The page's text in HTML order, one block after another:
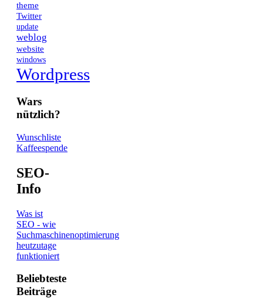
theme
Twitter
update
weblog
website
windows
Wordpress
Wars
nützlich?
Wunschliste
Kaffeespende
SEO-
Info
Was ist
SEO - wie
Suchmaschinenoptimierung
heutzutage
funktioniert
Beliebteste
Beiträge